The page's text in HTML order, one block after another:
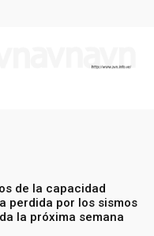
de la capacidad
perdida por los sismos
la próxima semana